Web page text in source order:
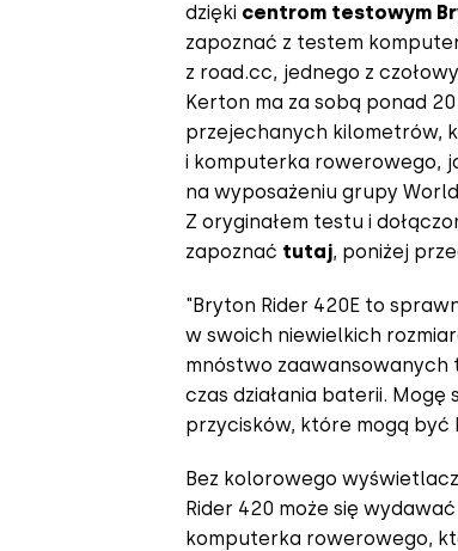
dzięki centrom testowym
zapoznać z testem
z road.cc, jednego z
Kerton ma za sobą ponad
przejechanych kilometrów,
i komputerka rowerowego,
na wyposażeniu grupy
Z oryginałem testu i
zapoznać tutaj, poniżej
"Bryton Rider 420E to
w swoich niewielkich
mnóstwo zaawansowanych
czas działania baterii.
przycisków, które mogą być
Bez kolorowego
Rider 420 może się
komputerka rowerowego,